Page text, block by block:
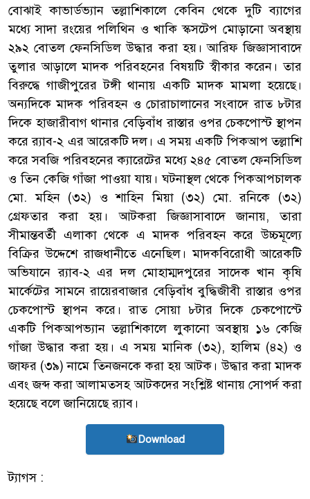
বোঝাই কাভার্ডভ্যান তল্লাশিকালে কেবিন থেকে দুটি ব্যাগের
মধ্যে সাদা রংয়ের পলিথিন ও খাকি স্কসটেপ মোড়ানো অবস্থায়
২৯২ বোতল ফেনসিডিল উদ্ধার করা হয়। আরিফ জিজ্ঞাসাবাদে
তুলার আড়ালে মাদক পরিবহনের বিষয়টি স্বীকার করেন। তার
বিরুদ্ধে গাজীপুরের টঙ্গী থানায় একটি মাদক মামলা হয়েছে।
অন্যদিকে মাদক পরিবহন ও চোরাচালানের সংবাদে রাত ৮টার
দিকে হাজারীবাগ থানার বেড়িবাঁধ রাস্তার ওপর চেকপোস্ট স্থাপন
করে র‌্যাব-২ এর আরেকটি দল। এ সময় একটি পিকআপ তল্লাশি
করে সবজি পরিবহনের ক্যারেটের মধ্যে ২৪৫ বোতল ফেনসিডিল
ও তিন কেজি গাঁজা পাওয়া যায়। ঘটনাস্থল থেকে পিকআপচালক
মো. মহিন (৩২) ও শাহিন মিয়া (৩২) মো. রনিকে (৩২)
গ্রেফতার করা হয়। আটকরা জিজ্ঞাসাবাদে জানায়, তারা
সীমান্তবর্তী এলাকা থেকে এ মাদক পরিবহন করে উচ্চমূল্যে
বিক্রির উদ্দেশে রাজধানীতে এনেছিল। মাদকবিরোধী আরেকটি
অভিযানে র‌্যাব-২ এর দল মোহাম্মদপুরের সাদেক খান কৃষি
মার্কেটের সামনে রায়েরবাজার বেড়িবাঁধ বুদ্ধিজীবী রাস্তার ওপর
চেকপোস্ট স্থাপন করে। রাত সোয়া ৮টার দিকে চেকপোস্টে
একটি পিকআপভ্যান তল্লাশিকালে লুকানো অবস্থায় ১৬ কেজি
গাঁজা উদ্ধার করা হয়। এ সময় মানিক (৩২), হালিম (৪২) ও
জাফর (৩৯) নামে তিনজনকে করা হয় আটক। উদ্ধার করা মাদক
এবং জব্দ করা আলামতসহ আটকদের সংশ্লিষ্ট থানায় সোপর্দ করা
হয়েছে বলে জানিয়েছে র‌্যাব।
Download
ট্যাগস :